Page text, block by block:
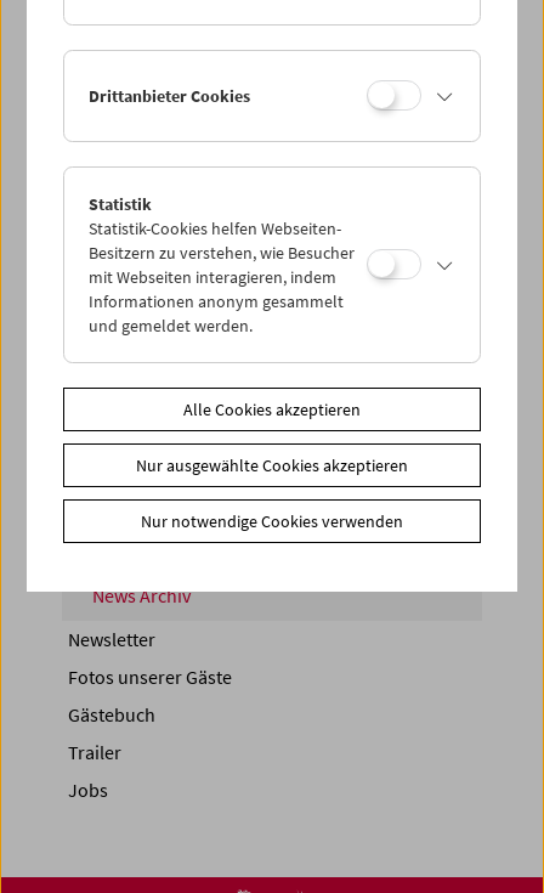
< zurück zur Übersicht
News Archiv
Newsletter
Fotos unserer Gäste
Gästebuch
Trailer
Jobs
Drittanbieter Cookies
Statistik
Statistik-Cookies helfen Webseiten-
Besitzern zu verstehen, wie Besucher
mit Webseiten interagieren, indem
Informationen anonym gesammelt
und gemeldet werden.
Alle Cookies akzeptieren
Nur ausgewählte Cookies akzeptieren
Nur notwendige Cookies verwenden